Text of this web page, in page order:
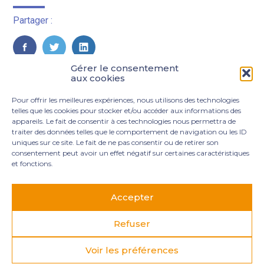
Gérer le consentement
aux cookies
Pour offrir les meilleures expériences, nous utilisons des technologies
telles que les cookies pour stocker et/ou accéder aux informations des
appareils. Le fait de consentir à ces technologies nous permettra de
traiter des données telles que le comportement de navigation ou les ID
uniques sur ce site. Le fait de ne pas consentir ou de retirer son
consentement peut avoir un effet négatif sur certaines caractéristiques
et fonctions.
Accepter
Refuser
Voir les préférences
Partager :
FaceBook
TwitterLinkedIn
Principale
3 rue Marie Dupil – La Plaine Petit Manoir – 97232 Le
MENTIONS LÉGALES